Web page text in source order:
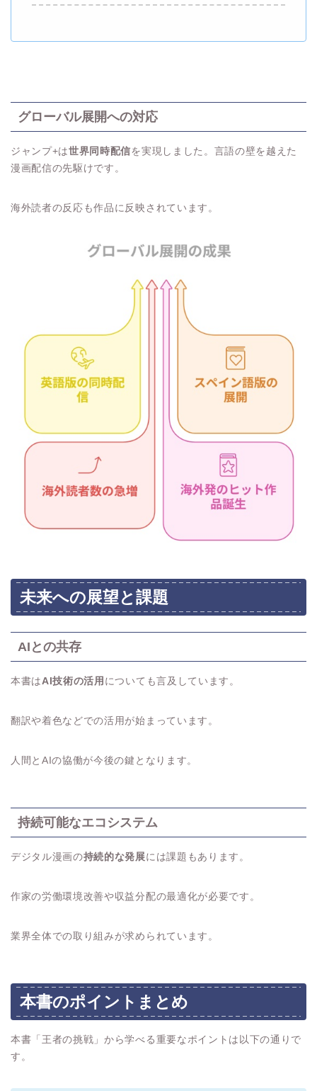
グローバル展開への対応
ジャンプ+は世界同時配信を実現しました。言語の壁を越えた
漫画配信の先駆けです。
海外読者の反応も作品に反映されています。
未来への展望と課題
AIとの共存
本書は AI技術の活用 についても言及しています。
翻訳や着色などでの活用が始まっています。
人間とAIの協働が今後の鍵となります。
持続可能なエコシステム
デジタル漫画の持続的な発展には課題もあります。
作家の労働環境改善や収益分配の最適化が必要です。
業界全体での取り組みが求められています。
本書のポイントまとめ
本書「王者の挑戦」から学べる重要なポイントは以下の通りで
す。